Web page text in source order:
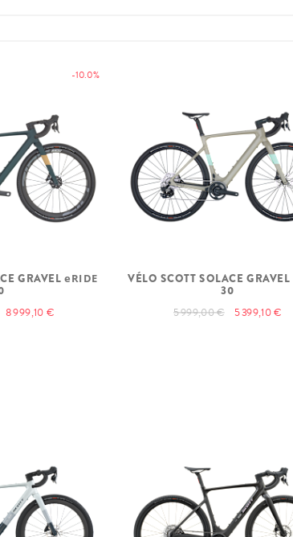
-10.0%
GRAVELeRIDE
8 999,10 €
VÉLO SCOTT SOLACE GRAVEL
30
5 999,00 € 5 399,10 €